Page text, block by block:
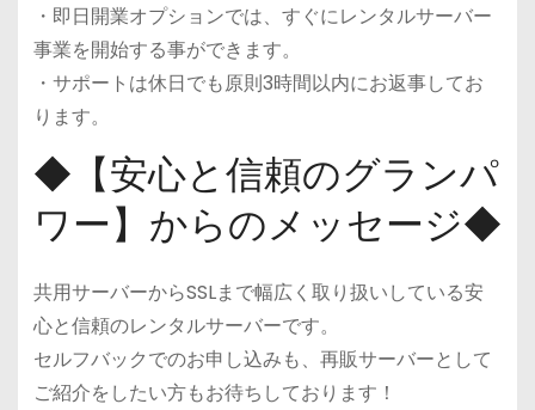
・即日開業オプションでは、すぐにレンタルサーバー
事業を開始する事ができます。
・サポートは休日でも原則3時間以内にお返事してお
ります。
◆【安心と信頼のグランパ
ワー】からのメッセージ◆
共用サーバーからSSLまで幅広く取り扱いしている安
心と信頼のレンタルサーバーです。
セルフバックでのお申し込みも、再販サーバーとして
ご紹介をしたい方もお待ちしております！